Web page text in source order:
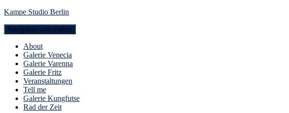
Kampe Studio Berlin
Navigation umschalten
About
Galerie Venecia
Galerie Varenna
Galerie Fritz
Veranstaltungen
Tell me
Galerie Kungfutse
Rad der Zeit